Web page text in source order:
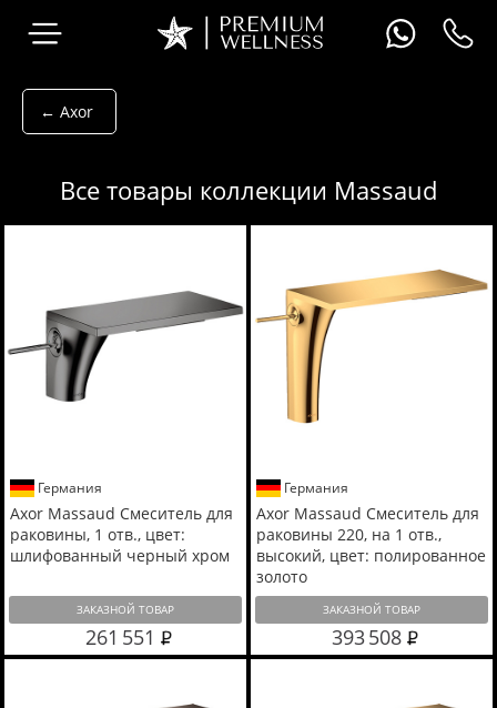
← Axor
Все товары коллекции Massaud
Германия
Axor Massaud Смеситель для
раковины, 1 отв., цвет:
шлифованный черный хром
ЗАКАЗНОЙ ТОВАР
261 551
Германия
Axor Massaud Смеситель для
раковины 220, на 1 отв.,
высокий, цвет: полированное
золото
ЗАКАЗНОЙ ТОВАР
393 508